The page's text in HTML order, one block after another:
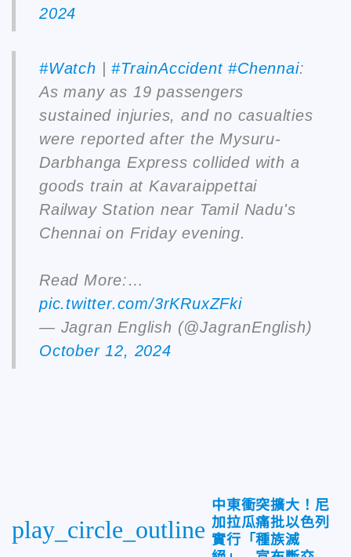
2024
#Watch |#TrainAccident #Chennai:
As many as 19 passengers
sustained injuries, and no casualties
were reported after the Mysuru-
Darbhanga Express collided with a
goods train at Kavaraippettai
Railway Station near Tamil Nadu's
Chennai on Friday evening.
Read More:…
pic.twitter.com/3rKRuxZFki
— Jagran English (@JagranEnglish)
October 12, 2024
play_circle_outline
中東衝突擴大！尼
加拉瓜痛批以色列
實行「種族滅